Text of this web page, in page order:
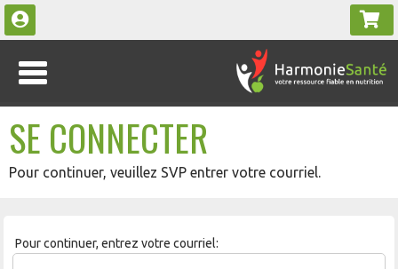
SE CONNECTER
Pour continuer, veuillez SVP entrer votre courriel.
Pour continuer, entrez votre courriel: